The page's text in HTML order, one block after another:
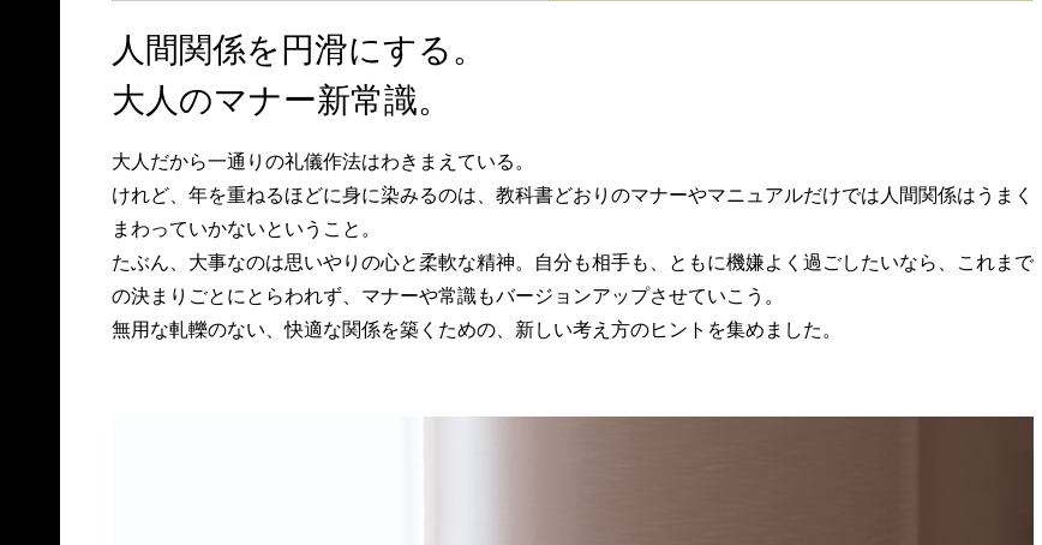
人間関係を円滑にする。
大人のマナー新常識。
大人だから一通りの礼儀作法はわきまえている。
けれど、年を重ねるほどに身に染みるのは、教科書どおりのマナーやマニュアルだけでは人間関係はうまく
まわっていかないということ。
たぶん、大事なのは思いやりの心と柔軟な精神。自分も相手も、ともに機嫌よく過ごしたいなら、これまで
の決まりごとにとらわれず、マナーや常識もバージョンアップさせていこう。
無用な軋轢のない、快適な関係を築くための、新しい考え方のヒントを集めました。